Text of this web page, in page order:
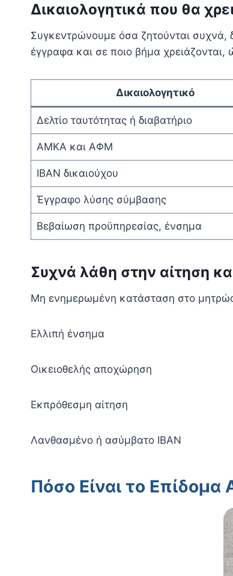
Δικαιολογητικά που θα
Συγκεντρώνουμε όσα ζητούνται συχνά,
έγγραφα και σε ποιο βήμα χρειάζονται,
Δικαιολογητικό
Δελτίο ταυτότητας ή διαβατήριο
ΑΜΚΑ και ΑΦΜ
IBAN δικαιούχου
Έγγραφο λύσης σύμβασης
Βεβαίωση προϋπηρεσίας, ένσημα
Συχνά λάθη στην αίτηση
Μη ενημερωμένη κατάσταση στο
Ελλιπή ένσημα
Οικειοθελής αποχώρηση
Εκπρόθεσμη αίτηση
Λανθασμένο ή ασύμβατο IBAN
Πόσο Είναι το Επίδομα